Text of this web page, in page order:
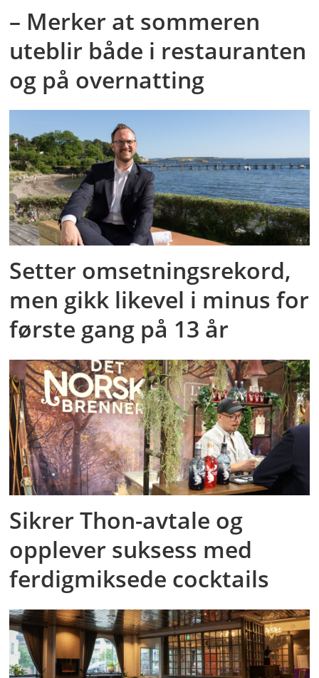
– Merker at sommeren
uteblir både i restauranten
og på overnatting
Setter omsetningsrekord,
men gikk likevel i minus for
første gang på 13 år
Sikrer Thon-avtale og
opplever suksess med
ferdigmiksede cocktails